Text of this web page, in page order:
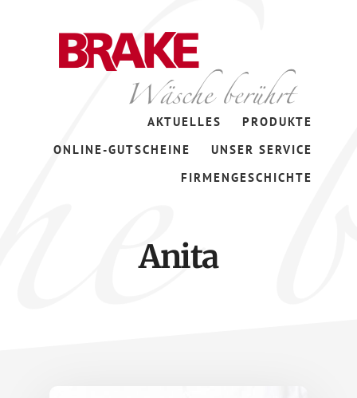
AKTUELLES
PRODUKTE
ONLINE-GUTSCHEINE
UNSER SERVICE
FIRMENGESCHICHTE
Anita